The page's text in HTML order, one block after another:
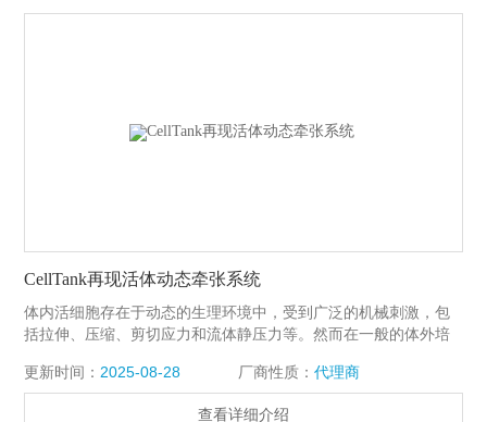
CellTank再现活体动态牵张系统
体内活细胞存在于动态的生理环境中，受到广泛的机械刺激，包
括拉伸、压缩、剪切应力和流体静压力等。然而在一般的体外培
CellTank再现活体动态牵张系统，可以提供与体内细胞相似的生
理环境，帮助研究人员分析各种细胞培养应用中的拉伸负荷的生
更新时间： 2025-08-28 厂商性质： 代理商
查看详细介绍